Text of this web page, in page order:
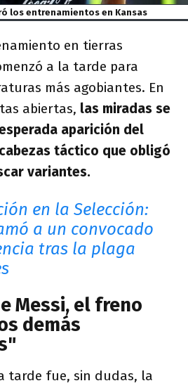
los entrenamientos en Kansas
en tierras
a la tarde para
más agobiantes. En
abiertas, las miradas se
aparición del
táctico que obligó
variantes.
en la Selección:
a un convocado
tras la plaga
Messi, el freno
demás
tarde fue, sin dudas, la